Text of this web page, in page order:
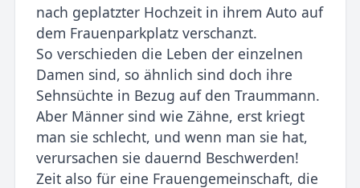
nach geplatzter Hochzeit in ihrem Auto auf
dem Frauenparkplatz verschanzt.
So verschieden die Leben der einzelnen
Damen sind, so ähnlich sind doch ihre
Sehnsüchte in Bezug auf den Traummann.
Aber Männer sind wie Zähne, erst kriegt
man sie schlecht, und wenn man sie hat,
verursachen sie dauernd Beschwerden!
Zeit also für eine Frauengemeinschaft, die